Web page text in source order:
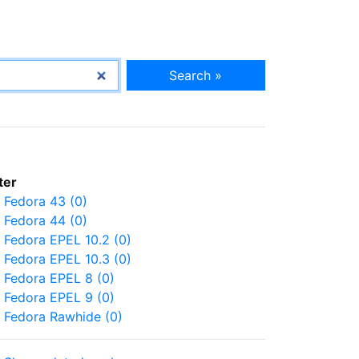
Search »
Fedora 43 (0)
Fedora 44 (0)
Fedora EPEL 10.2 (0)
Fedora EPEL 10.3 (0)
Fedora EPEL 8 (0)
Fedora EPEL 9 (0)
Fedora Rawhide (0)